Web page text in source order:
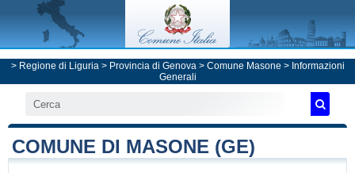
> Regione di Liguria> Provincia di Genova> Comune Masone > Informazioni
Generali
COMUNE DI MASONE (GE)